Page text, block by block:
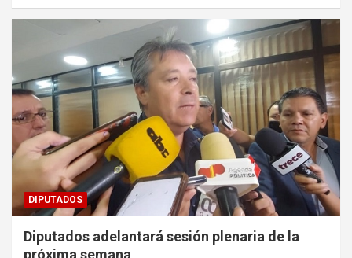
DIPUTADOS
Diputados adelantará sesión plenaria de la